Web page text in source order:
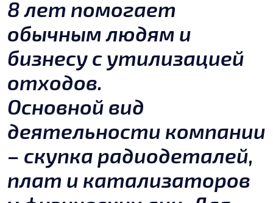
8 лет помогает
обычным людям и
бизнесу с утилизацией
отходов.
Основной вид
деятельности компании
– скупка радиодеталей,
плат и катализаторов